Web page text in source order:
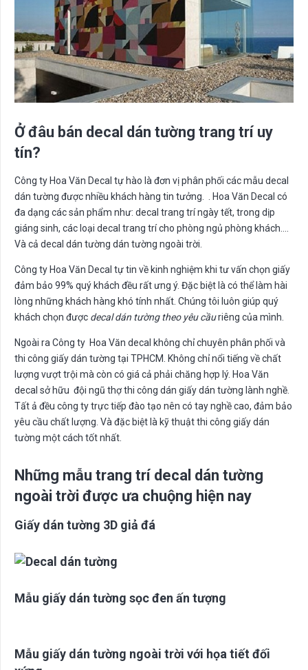
Ở đâu bán decal dán tường trang trí uy
tín?
Công ty Hoa Văn Decal tự hào là đơn vị phân phối các mẫu decal
dán tường được nhiều khách hàng tin tưởng. . Hoa Văn Decal có
đa dạng các sản phẩm như: decal trang trí ngày tết, trong dịp
giáng sinh, các loại decal trang trí cho phòng ngủ phòng khách….
Và cả decal dán tường dán tường ngoài trời.
Công ty Hoa Văn Decal tự tin về kinh nghiệm khi tư vấn chọn giấy
đảm bảo 99% quý khách đều rất ưng ý. Đặc biệt là có thể làm hài
lòng những khách hàng khó tính nhất. Chúng tôi luôn giúp quý
khách chọn được decal dán tường theo yêu cầuriêng của mình.
Ngoài ra Công ty Hoa Văn decal không chỉ chuyên phân phối và
thi công giấy dán tường tại TPHCM. Không chỉ nổi tiếng về chất
lượng vượt trội mà còn có giá cả phải chăng hợp lý. Hoa Văn
decal sở hữu đội ngũ thợ thi công dán giấy dán tường lành nghề.
Tất ả đều công ty trực tiếp đào tạo nên có tay nghề cao, đảm bảo
yêu cầu chất lượng. Và đặc biệt là kỹ thuật thi công giấy dán
tường một cách tốt nhất.
Những mẫu trang trí decal dán tường
ngoài trời được ưa chuộng hiện nay
Giấy dán tường 3D giả đá
Mẫu giấy dán tường sọc đen ấn tượng
Mẫu giấy dán tường ngoài trời với họa tiết đối